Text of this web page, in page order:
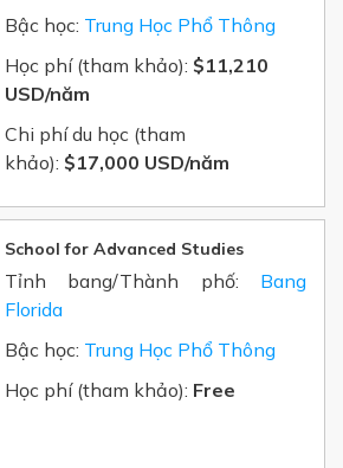
Bậc học: Trung Học Phổ Thông
Học phí (tham khảo): $11,210
USD/năm
Chi phí du học (tham
khảo): $17,000 USD/năm
School for Advanced Studies
Tỉnh bang/Thành phố: Bang
Florida
Bậc học: Trung Học Phổ Thông
Học phí (tham khảo): Free